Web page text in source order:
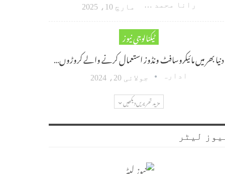
رانا محمد امین اکبر مارچ 10، 2025
ٹیکنالوجی نیوز
دنیا بھر میں مائیکروسافٹ ونڈوز استعمال کرنے والے کروڑوں…
ادارہ جولائی 20، 2024
مزید تحریریں دیکھیں
لیٹر